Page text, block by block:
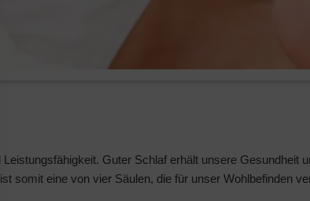
Guter Schlaf erhält unsere Gesundheit
somit eine von vier Säulen, die für unser Wohlbefinden